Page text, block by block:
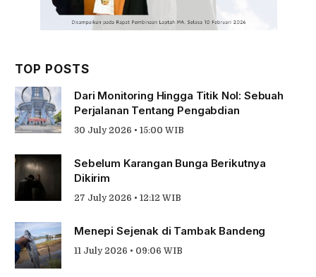
TOP POSTS
Dari Monitoring Hingga Titik Nol: Sebuah
Perjalanan Tentang Pengabdian
30 July 2026 • 15:00 WIB
Sebelum Karangan Bunga Berikutnya
Dikirim
27 July 2026 • 12:12 WIB
Menepi Sejenak di Tambak Bandeng
11 July 2026 • 09:06 WIB